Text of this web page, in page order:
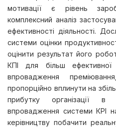
мотивації є рівень
комплексний аналіз
ефективності діяльності.
системи оцінки
оцінити результат його
КПІ для більш ефективної
впровадження
пропорційно вплинути на
прибутку організації
впровадження системи КРІ
керівництву побачити